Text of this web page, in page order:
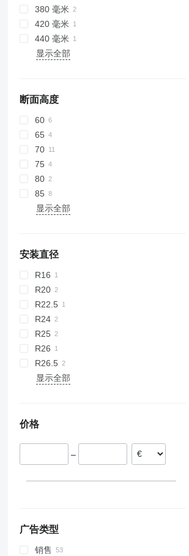
380 毫米
420 毫米
440 毫米
显示全部
断面高度
60
65
70
75
80
85
显示全部
安装直径
R16
R20
R22.5
R24
R25
R26
R26.5
显示全部
价格
–
广告类型
销售